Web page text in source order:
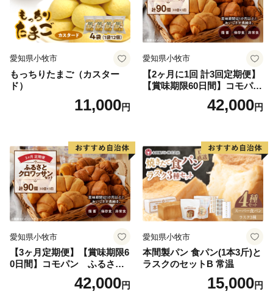
愛知県小牧市
もっちりたまご（カスター
ド）
11,000円
愛知県小牧市
【2ヶ月に1回 計3回定期便】
【賞味期限60日間】コモパ
ン ふるさとクロワッサンセ
ット（計90個）／災害用備蓄
42,000円
愛知県小牧市
【3ヶ月定期便】【賞味期限6
0日間】コモパン ふるさと
クロワッサンセット（計90
個）／災害用備蓄 保存食 非
42,000円
愛知県小牧市
本間製パン 食パン(1本3斤)と
ラスクのセットB 常温
15,000円